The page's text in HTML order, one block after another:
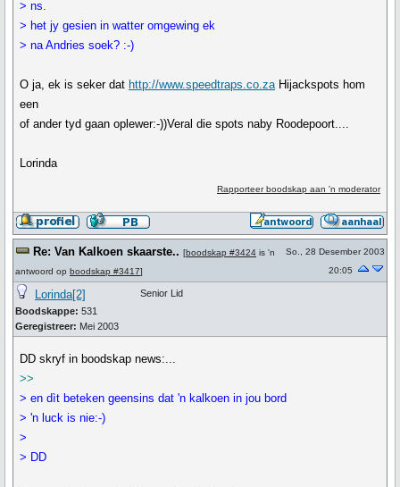
> ns.
> het jy gesien in watter omgewing ek
> na Andries soek? :-)
O ja, ek is seker dat http://www.speedtraps.co.zaHijackspots hom
een
of ander tyd gaan oplewer:-))Veral die spots naby Roodepoort....
Lorinda
Rapporteer boodskap aan 'n moderator
Re: Van Kalkoen skaarste.. [boodskap #3424 is 'n
antwoord op boodskap #3417]
So., 28 Desember 2003
20:05
Lorinda[2]
Boodskappe: 531
Geregistreer: Mei 2003
Senior Lid
DD skryf in boodskap news:...
>>
> en dìt beteken geensins dat 'n kalkoen in jou bord
> 'n luck is nie:-)
>
> DD